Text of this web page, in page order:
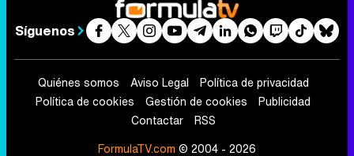
Síguenos
Quiénes somos Aviso Legal
Política de privacidad
Política de cookies
Gestión de cookies
Publicidad
Contactar
RSS
FormulaTV.com © 2004 - 2026